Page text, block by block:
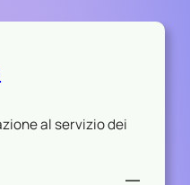
al servizio dei